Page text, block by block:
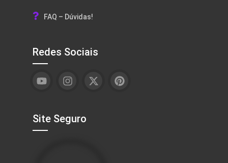
FAQ – Dúvidas!
Redes Sociais
Site Seguro